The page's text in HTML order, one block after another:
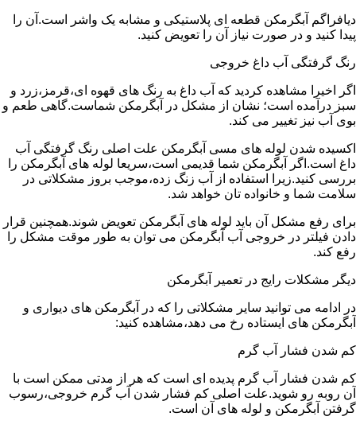
دیافراگم آبگرمکن قطعه ای پلاستیکی و مشابه یک واشر است.آن را
پیدا کنید و در صورت نیاز آن را تعویض کنید.
رنگ گرفتگی آب داغ خروجی
اگر اخیرا مشاهده کردید که آب داغ به رنگ های قهوه ای،قرمز،زرد و
سبز درآمده است؛ نشان از مشکل در آبگرمکن شماست.گاهی طعم و
بوی آب نیز تغییر می کند.
اکسیده شدن لوله های مسی آبگرمکن علت اصلی رنگ گرفتگی آب
داغ است.اگر آبگرمکن شما قدیمی است،سریعا لوله های آبگرمکن را
بررسی کنید.زیرا استفاده از آب زنگ زده،موجب بروز مشکلاتی در
سلامت شما و خانواده تان خواهد شد.
برای رفع مشکل آن باید لوله های آبگرمکن تعویض شوند.همچنین قرار
دادن فیلتر در خروجی آب آبگرمکن می توان به طور موقت مشکل را
رفع کند.
دیگر مشکلات رایج در تعمیر آبگرمکن
در ادامه می توانید سایر مشکلاتی را که در آبگرمکن های دیواری و
آبگرمکن های ایستاده رخ می دهد،مشاهده کنید:
کم شدن فشار آب گرم
کم شدن فشار آب گرم پدیده ای است که هر از مدتی ممکن است با
آن روبه رو شوید.علت اصلی کم فشار شدن آب گرم خروجی،رسوب
گرفتن آبگرمکن و لوله های آن است.